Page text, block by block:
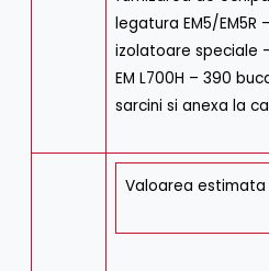
legatura EM5/EM5R
izolatoare speciale
EM L700H – 390
sarcini si anexa la
Valoarea estimata